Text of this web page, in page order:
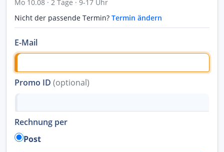
Mo 10.08 · 2 Tage · 9-17 Uhr
Nicht der passende Termin? Termin ändern
E-Mail
Promo ID (optional)
Rechnung per
Post